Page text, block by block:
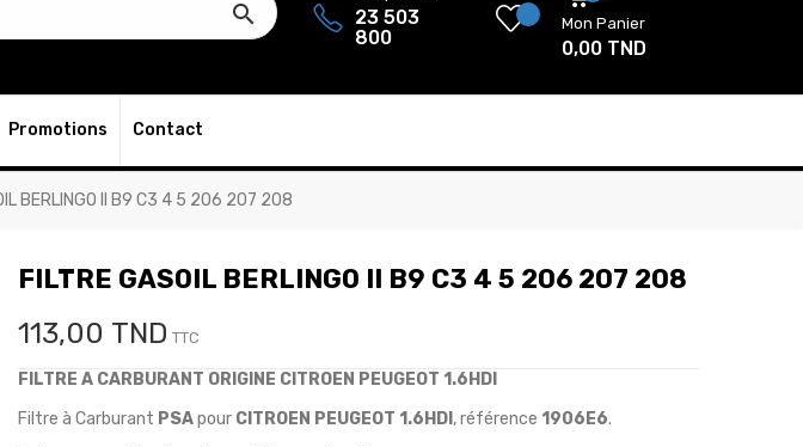
KARHABTK.TN
DE 250DT D'ACHATS

23 503
800
Mon Panier
0,00 TND
Promotions Contact
BERLINGO II B9 C3 4 5 206 207 208
FILTRE GASOIL BERLINGO II B9 C3 4 5 206 207 208
113,00 TND TTC
FILTRE A CARBURANT ORIGINE CITROEN PEUGEOT 1.6HDI
Filtre à Carburant PSApour CITROEN PEUGEOT 1.6HDI , référence 1906E6.